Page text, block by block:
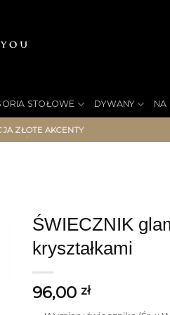
STOŁOWE DYWANY NA
ZŁOTE AKCENTY
ŚWIECZNIK
kryształkami
96,00 zł